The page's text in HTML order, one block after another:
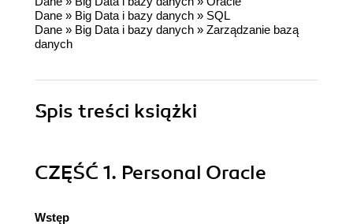
Dane » Big Data i bazy danych » SQL
Dane » Big Data i bazy danych » Zarządzanie bazą
danych
Spis treści książki
CZĘŚĆ 1. Personal Oracle
Wstęp